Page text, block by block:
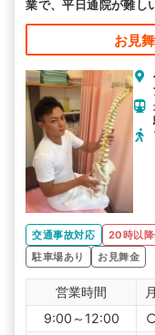
業で、平日通院が難し
です。 むち打ち等、
お見
交通事故対応 20時以
駐車場あり
お見舞金
営業時間 月
9:00～12:00